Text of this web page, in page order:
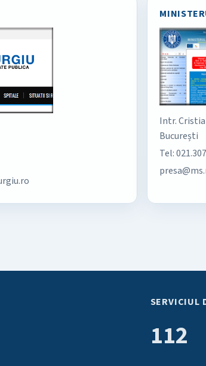
Intr.
București
Tel:
SERVICIUL
112